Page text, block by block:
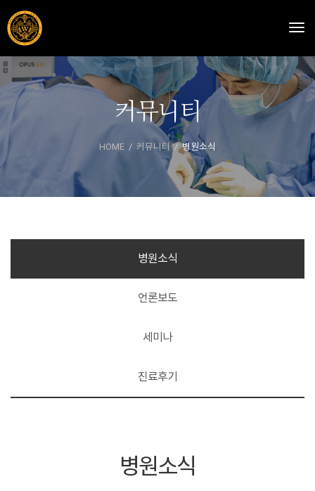
커뮤니티
HOME 커뮤니티 병원소식
병원소식
언론보도
세미나
진료후기
병원소식